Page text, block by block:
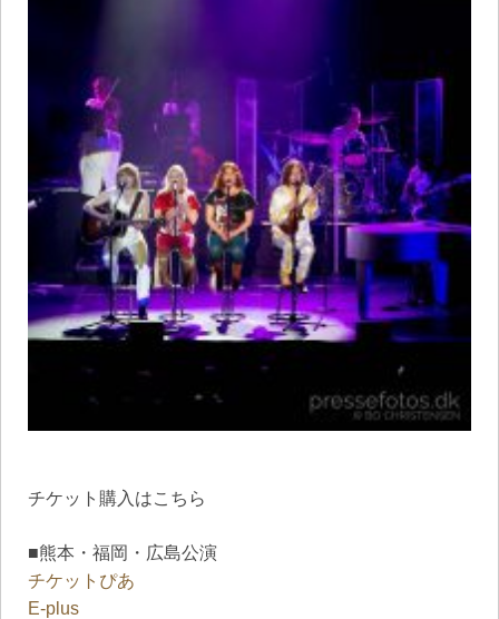
チケット購入はこちら
■熊本・福岡・広島公演
チケットぴあ
E-plus